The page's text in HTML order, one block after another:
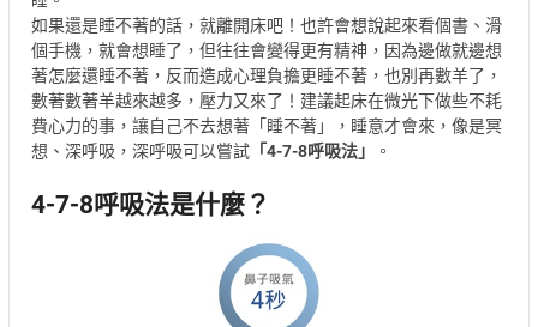
如果還是睡不著的話，就離開床吧！也許會想說起來看個書、滑
個手機，就會想睡了，但往往會變得更有精神，因為邊做就邊想
著怎麼還睡不著，反而造成心理負擔更睡不著，也別再數羊了，
數著數著羊越來越多，壓力又來了！建議起床在微光下做些不耗
費心力的事，讓自己不去想著「睡不著」，睡意才會來，像是冥
想、深呼吸，深呼吸可以嘗試「4-7-8呼吸法」 。
4-7-8呼吸法是什麼？